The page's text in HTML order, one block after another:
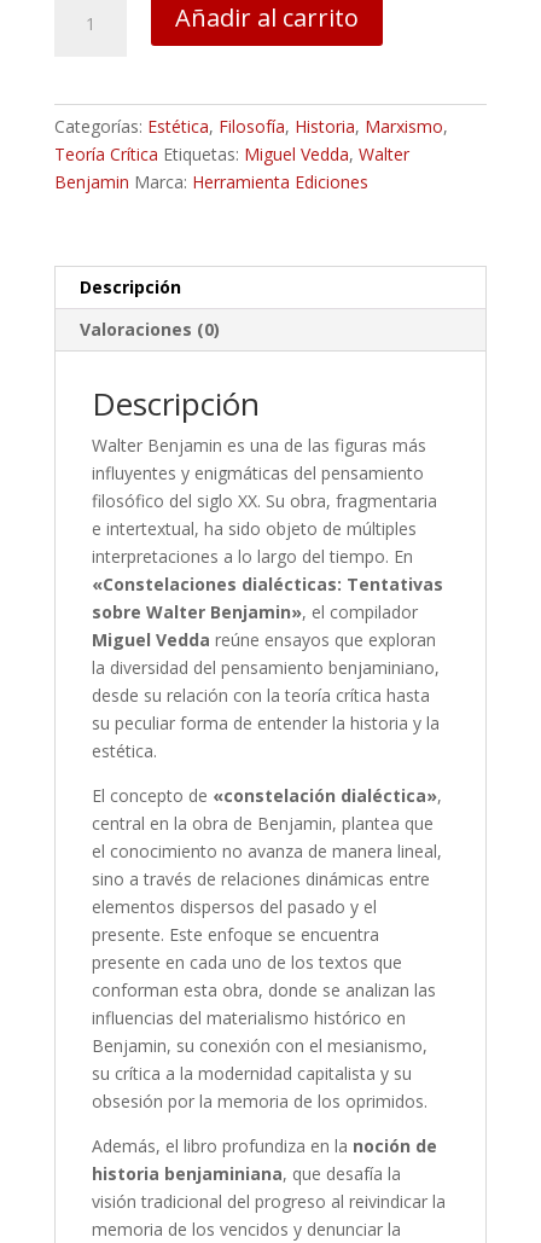
dialécticas:
Benjamin
Miguel
cantidad
Añadir al carrito
Categorías: Estética, Filosofía, Historia, Marxismo,
Teoría Crítica Etiquetas: Miguel Vedda, Walter
Benjamin Marca: Herramienta Ediciones
Descripción
Valoraciones (0)
Descripción
Walter Benjamin es una de las figuras más
influyentes y enigmáticas del pensamiento
filosófico del siglo XX. Su obra, fragmentaria
e intertextual, ha sido objeto de múltiples
interpretaciones a lo largo del tiempo. En
«Constelaciones dialécticas: Tentativas
sobre Walter Benjamin», el compilador
Miguel Vedda reúne ensayos que exploran
la diversidad del pensamiento benjaminiano,
desde su relación con la teoría crítica hasta
su peculiar forma de entender la historia y la
estética.
El concepto de «constelación dialéctica»,
central en la obra de Benjamin, plantea que
el conocimiento no avanza de manera lineal,
sino a través de relaciones dinámicas entre
elementos dispersos del pasado y el
presente. Este enfoque se encuentra
presente en cada uno de los textos que
conforman esta obra, donde se analizan las
influencias del materialismo histórico en
Benjamin, su conexión con el mesianismo,
su crítica a la modernidad capitalista y su
obsesión por la memoria de los oprimidos.
Además, el libro profundiza en la noción de
historia benjaminiana, que desafía la
visión tradicional del progreso al reivindicar la
memoria de los vencidos y denunciar la